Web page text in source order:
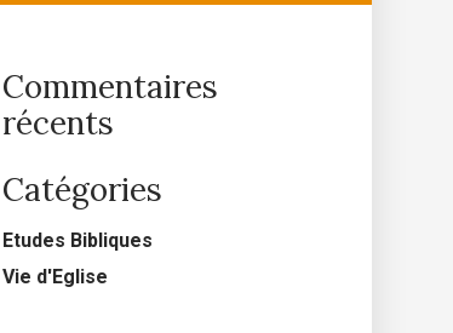
Commentaires
récents
Catégories
Etudes Bibliques
Vie d'Eglise